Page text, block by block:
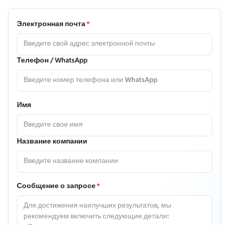
Электронная почта*
Телефон / WhatsApp
Имя
Название компании
Сообщение о запросе*